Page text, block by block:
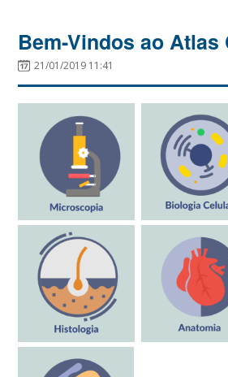
Bem-Vindos ao Atlas
21/01/2019 11:41